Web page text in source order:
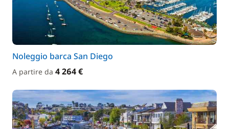
Noleggio barca San Diego
A partire da 4 264 €